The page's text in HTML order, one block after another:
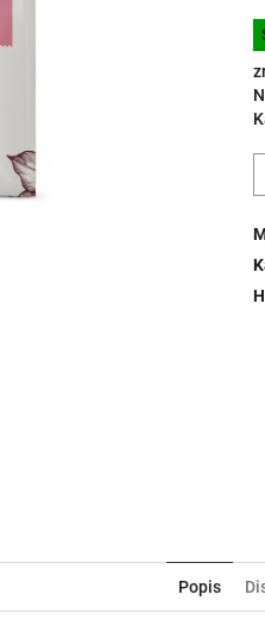
z
5
Popis